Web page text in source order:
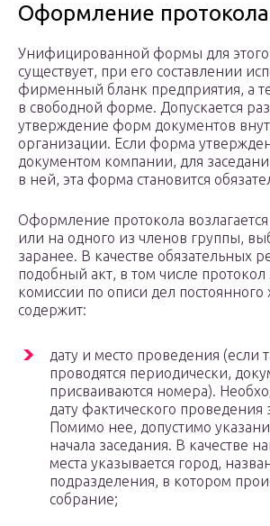
Оформление протокола
Унифицированной формы для этого
существует, при его составлении
фирменный бланк предприятия, а
в свободной форме. Допускается
утверждение форм документов
организации. Если форма
документом компании, для
в ней, эта форма становится
Оформление протокола возлагается
или на одного из членов группы,
заранее. В качестве обязательных
подобный акт, в том числе протокол
комиссии по описи дел постоянного
содержит:
дату и место проведения (если
проводятся периодически,
присваиваются номера).
дату фактического проведения
Помимо нее, допустимо
начала заседания. В качестве
места указывается город,
подразделения, в котором
собрание;